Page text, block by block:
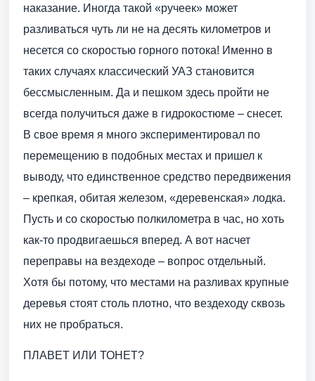
наказание. Иногда такой «ручеек» может
разливаться чуть ли не на десять километров и
несется со скоростью горного потока! Именно в
таких случаях классический УАЗ становится
бессмысленным. Да и пешком здесь пройти не
всегда получиться даже в гидрокостюме – снесет.
В свое время я много экспериментировал по
перемещению в подобных местах и пришел к
выводу, что единственное средство передвижения
– крепкая, обитая железом, «деревенская» лодка.
Пусть и со скоростью полкилометра в час, но хоть
как-то продвигаешься вперед. А вот насчет
переправы на вездеходе – вопрос отдельный.
Хотя бы потому, что местами на разливах крупные
деревья стоят столь плотно, что вездеходу сквозь
них не пробраться.
ПЛАВЕТ ИЛИ ТОНЕТ?